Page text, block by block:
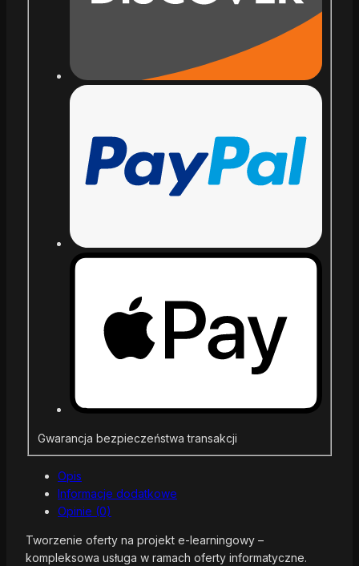
Gwarancja bezpieczeństwa transakcji
Opis
Informacje dodatkowe
Opinie (0)
Tworzenie oferty na projekt e-learningowy –
kompleksowa usługa w ramach oferty informatyczne.